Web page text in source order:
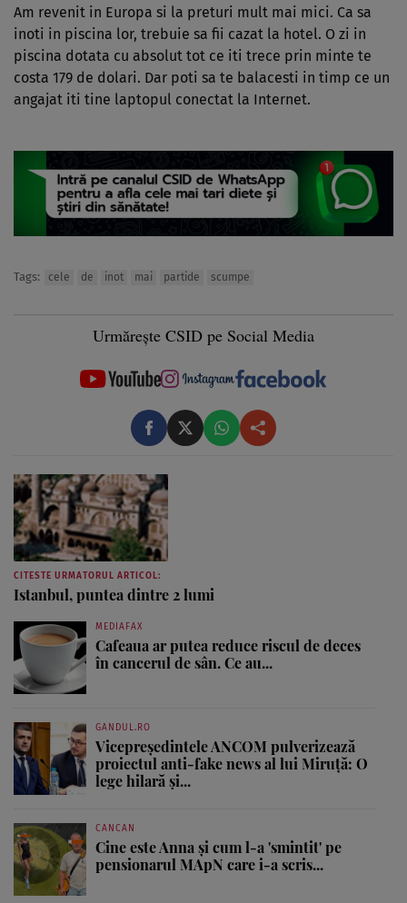
Am revenit in Europa si la preturi mult mai mici. Ca sa
inoti in piscina lor, trebuie sa fii cazat la hotel. O zi in
piscina dotata cu absolut tot ce iti trece prin minte te
costa 179 de dolari. Dar poti sa te balacesti in timp ce un
angajat iti tine laptopul conectat la Internet.
Tags: cele de inot mai partide scumpe
Urmărește CSID pe Social Media
CITESTE URMATORUL ARTICOL:
Istanbul, puntea dintre 2 lumi
MEDIAFAX
Cafeaua ar putea reduce riscul de deces
în cancerul de sân. Ce au...
GANDUL.RO
Vicepreședintele ANCOM pulverizează
proiectul anti-fake news al lui Miruță: O
lege hilară și...
CANCAN
Cine este Anna și cum l-a 'smintit' pe
pensionarul MApN care i-a scris...